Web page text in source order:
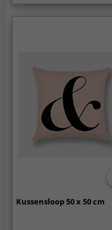
Kussensloop 50 x 50 cm